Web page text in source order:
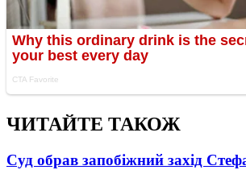
ЧИТАЙТЕ ТАКОЖ
Суд обрав запобіжний захід